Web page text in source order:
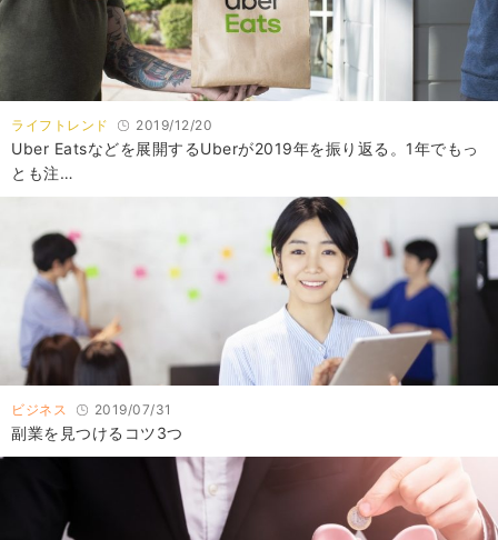
ライフトレンド 2019/12/20
Uber Eatsなどを展開するUberが2019年を振り返る。1年でもっ
とも注…
ビジネス 2019/07/31
副業を見つけるコツ3つ